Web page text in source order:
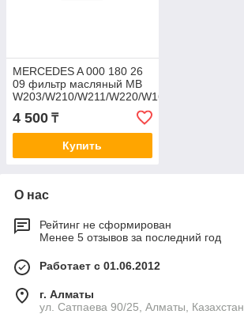
MERCEDES A 000 180 26
09 фильтр масляный MB
W203/W210/W211/W220/W163
4 500 ₸
Купить
О нас
Рейтинг не сформирован
Менее 5 отзывов за последний год
Работает с 01.06.2012
г. Алматы
ул. Сатпаева 90/25, Алматы, Казахстан